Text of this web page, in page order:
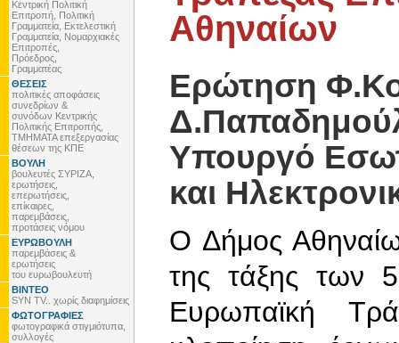
Κεντρική Πολιτική
Επιτροπή, Πολιτική
Γραμματεία, Εκτελεστική
Γραμματεία, Νομαρχιακές
Επιτροπές,
Πρόεδρος,
Γραμματέας
ΘΕΣΕΙΣ
πολιτικές αποφάσεις
συνεδρίων &
συνόδων Κεντρικής
Πολιτικής Επιτροπής,
ΤΜΗΜΑΤΑ επεξεργασίας
θέσεων της ΚΠΕ
ΒΟΥΛΗ
βουλευτές ΣΥΡΙΖΑ,
ερωτήσεις,
επερωτήσεις,
επίκαιρες,
παρεμβάσεις,
προτάσεις νόμου
ΕΥΡΩΒΟΥΛΗ
παρεμβάσεις &
ερωτήσεις
του ευρωβουλευτή
ΒΙΝΤΕΟ
SYN TV.. χωρίς διαφημίσεις
ΦΩΤΟΓΡΑΦΙΕΣ
φωτογραφικά στιγμιότυπα,
συλλογές
Αθηναίων
Ερώτηση
Υπουργό
και
Ο Δήμος
της τάξης των
Ευρωπαϊκή